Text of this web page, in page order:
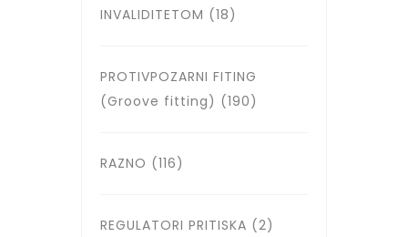
INVALIDITETOM (18)
PROTIVPOZARNI FITING
(Groove fitting) (190)
RAZNO (116)
REGULATORI PRITISKA (2)